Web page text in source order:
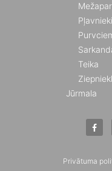
Pļavnieki
Teika
Jūrmala
Privātuma